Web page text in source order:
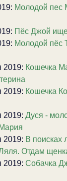
Молодой пес
Пёс Джой
Молодой пёс
2019: Кошечка
2019: Кошечка
2019: Дуся -
Мария
2019: В поисках
Отдам
2019: Собачка